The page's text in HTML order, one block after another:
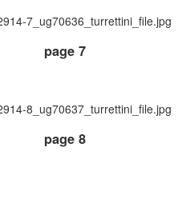
7_ug70636_turrettini_file.jpg
page 7
8_ug70637_turrettini_file.jpg
page 8